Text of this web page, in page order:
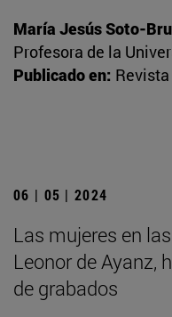
María Jesús Soto-
Profesora de la
Publicado en:
06 | 05 | 2024
Las mujeres en
Leonor de Ayanz,
de grabados